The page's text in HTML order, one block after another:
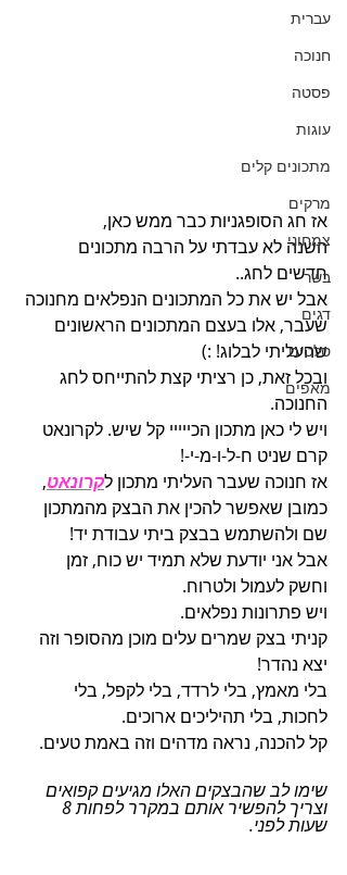
עברית
חנוכה
פסטה
עוגות
מתכונים קלים
מרקים
צמחוני
בשר
דגים
סלטים
מאפים
אז חג הסופגניות כבר ממש כאן,
השנה לא עבדתי על הרבה מתכונים
חדשים לחג..
אבל יש את כל המתכונים הנפלאים מחנוכה
שעבר, אלו בעצם המתכונים הראשונים
שהעליתי לבלוג! :)
ובכל זאת, כן רציתי קצת להתייחס לחג
החנוכה.
ויש לי כאן מתכון הכייייי קל שיש. לקרונאט
קרם שניט ח-ל-ו-מ-י-!
אז חנוכה שעבר העליתי מתכון לקרונאט,
כמובן שאפשר להכין את הבצק מהמתכון
שם ולהשתמש בבצק ביתי עבודת יד!
אבל אני יודעת שלא תמיד יש כוח, זמן
וחשק לעמול ולטרוח.
ויש פתרונות נפלאים.
קניתי בצק שמרים עלים מוכן מהסופר וזה
יצא נהדר!
בלי מאמץ, בלי לרדד, בלי לקפל, בלי
לחכות, בלי תהיליכים ארוכים.
קל להכנה, נראה מדהים וזה באמת טעים.
שימו לב שהבצקים האלו מגיעים קפואים
שעות לפני.